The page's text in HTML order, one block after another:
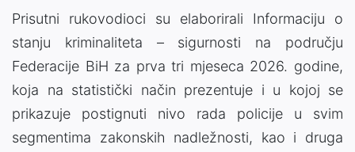
Prisutni rukovodioci su elaborirali Informaciju o
stanju kriminaliteta – sigurnosti na području
Federacije BiH za prva tri mjeseca 2026. godine,
koja na statistički način prezentuje i u kojoj se
prikazuje postignuti nivo rada policije u svim
segmentima zakonskih nadležnosti, kao i druga